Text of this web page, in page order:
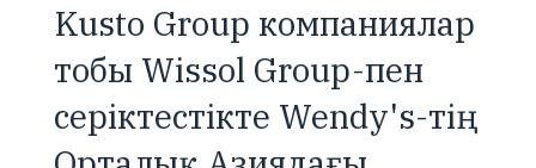
Kusto Group компаниялар
тобы Wissol Group-пен
серіктестікте Wendy's-тің